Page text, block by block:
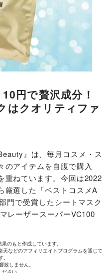
円で贅沢成分！
はクオリティファ
』は、毎月コスメ・ス
のアイテムを自腹で購入
重ねています。今回は2022
厳選した「ベストコスメA
門で受賞したシートマスク
レーザースーパーVC100
のもと作成しています。
などのアフィリエイトプログラムを通じて
しません。
さい。